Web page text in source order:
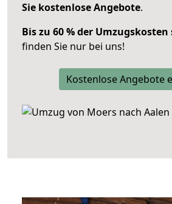
Sie kostenlose Angebote.
Bis zu 60 % der Umzugskosten
finden Sie nur bei uns!
Kostenlose Angebote